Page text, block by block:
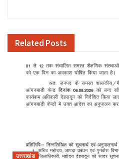
Related Posts
उत्तराखंड